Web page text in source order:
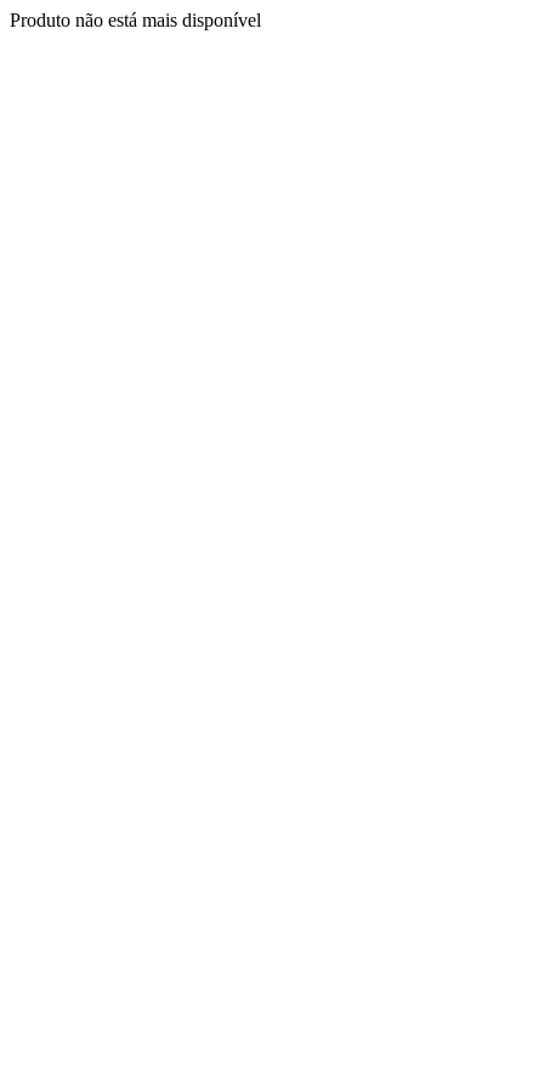
Produto não está mais disponível